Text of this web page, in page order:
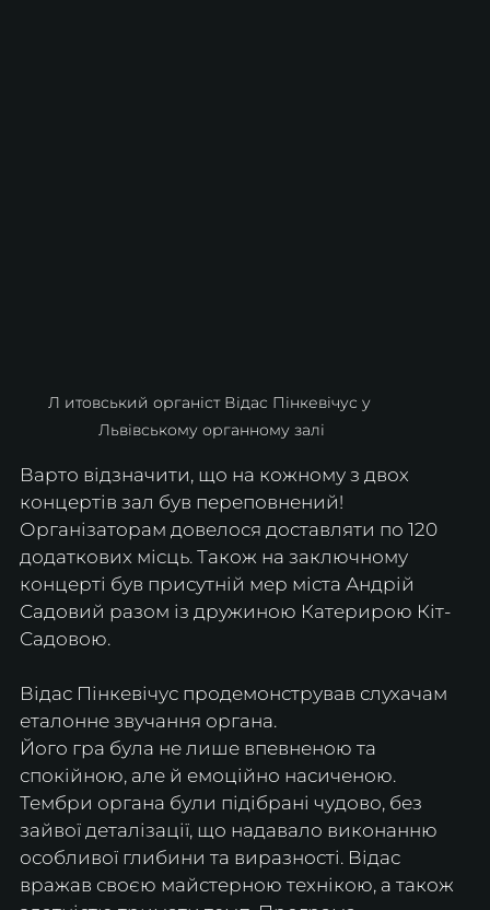
Л итовський органіст Відас Пінкевічус у
Львівському органному залі
Варто відзначити, що на кожному з двох
концертів зал був переповнений!
Організаторам довелося доставляти по 120
додаткових місць. Також на заключному
концерті був присутній мер міста Андрій
Садовий разом із дружиною Катерирою Кіт-
Садовою.
Відас Пінкевічус продемонстрував слухачам
еталонне звучання органа.
Його гра була не лише впевненою та
спокійною, але й емоційно насиченою.
Тембри органа були підібрані чудово, без
зайвої деталізації, що надавало виконанню
особливої глибини та виразності. Відас
вражав своєю майстерною технікою, а також